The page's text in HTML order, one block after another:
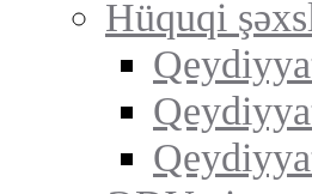
Hüquqi